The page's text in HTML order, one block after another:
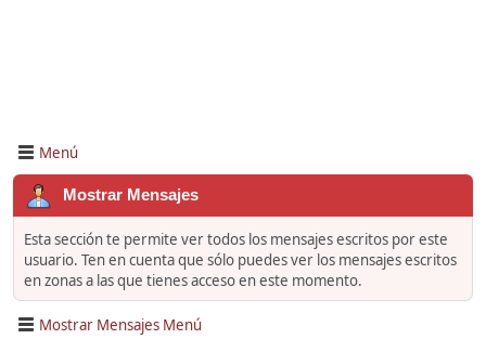
Menú
Mostrar Mensajes
Esta sección te permite ver todos los mensajes escritos por este
usuario. Ten en cuenta que sólo puedes ver los mensajes escritos
en zonas a las que tienes acceso en este momento.
Mostrar Mensajes Menú